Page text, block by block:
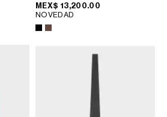
MEX$ 13,200.00
NOVEDAD